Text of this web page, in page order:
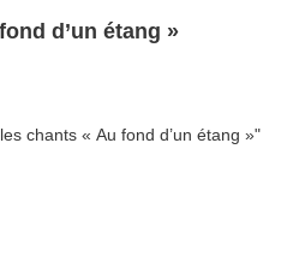
d’un étang »